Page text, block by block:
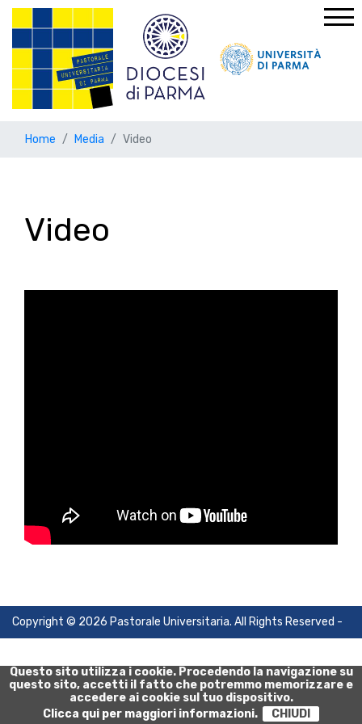
Home Media Video
Video
Copyright © 2026 Pastorale Universitaria. All Rights Reserved -
Questo sito utilizza i cookie. Procedendo la navigazione su
questo sito, accetti il fatto che potremmo memorizzare e
accedere ai cookie sul tuo dispositivo.
Clicca qui per maggiori informazioni.
CHIUDI